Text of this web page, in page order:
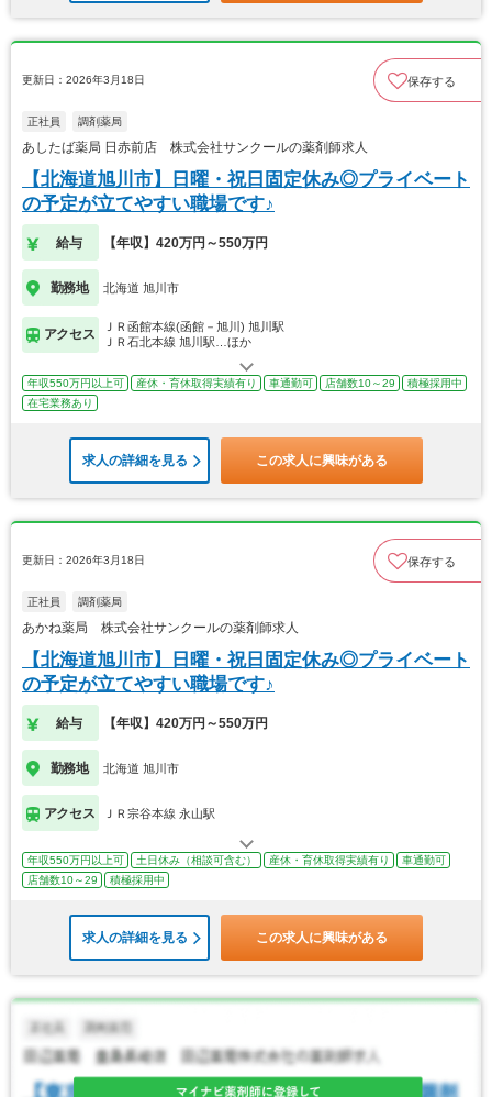
更新日：2026年3月18日 保存する
正社員 調剤薬局
あしたば薬局 日赤前店 株式会社サンクールの薬剤師求人
【北海道旭川市】日曜・祝日固定休み◎プライベート
の予定が立てやすい職場です♪
給与 【年収】420万円～550万円
勤務地 北海道 旭川市
アクセス
ＪＲ函館本線(函館－旭川) 旭川駅
ＪＲ石北本線 旭川駅…ほか
年収550万円以上可 産休・育休取得実績有り 車通勤可 店舗数10～29
積極採用中
在宅業務あり
求人の詳細を見る この求人に興味がある
更新日：2026年3月18日 保存する
正社員 調剤薬局
あかね薬局 株式会社サンクールの薬剤師求人
【北海道旭川市】日曜・祝日固定休み◎プライベート
の予定が立てやすい職場です♪
給与 【年収】420万円～550万円
勤務地 北海道 旭川市
アクセス ＪＲ宗谷本線 永山駅
年収550万円以上可 土日休み（相談可含む） 産休・育休取得実績有り
車通勤可
店舗数10～29
積極採用中
求人の詳細を見る この求人に興味がある